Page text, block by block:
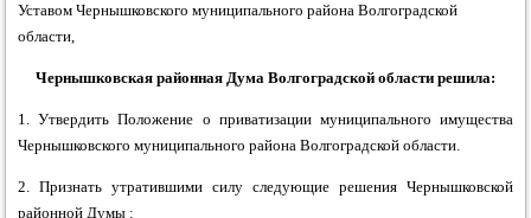
УставомЧернышковского муниципального района Волгоградской
области,
Чернышковская районная Дума Волгоградской области решила:
1. Утвердить Положение о приватизации муниципального имущества
Чернышковского муниципального района Волгоградской области.
2.Признать утратившими силу следующие решения Чернышковской
районной Думы :